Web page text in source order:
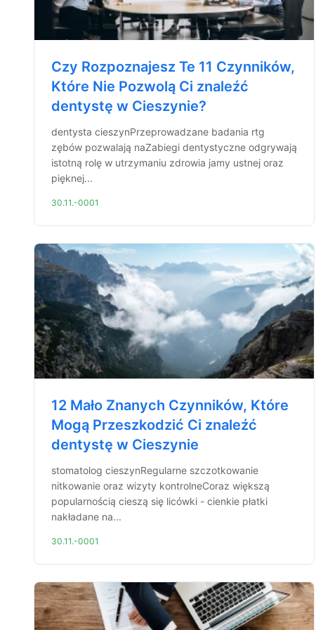
Czy Rozpoznajesz Te 11 Czynników,
Które Nie Pozwolą Ci znaleźć
dentystę w Cieszynie?
dentysta cieszynPrzeprowadzane badania rtg
zębów pozwalają naZabiegi dentystyczne odgrywają
istotną rolę w utrzymaniu zdrowia jamy ustnej oraz
pięknej...
30.11.-0001
12 Mało Znanych Czynników, Które
Mogą Przeszkodzić Ci znaleźć
dentystę w Cieszynie
stomatolog cieszynRegularne szczotkowanie
nitkowanie oraz wizyty kontrolneCoraz większą
popularnością cieszą się licówki - cienkie płatki
nakładane na...
30.11.-0001